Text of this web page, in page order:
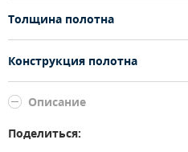
Толщина полотна
Конструкция полотна
Описание
Поделиться: